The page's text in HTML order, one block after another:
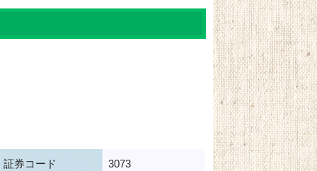
証券コード 3073